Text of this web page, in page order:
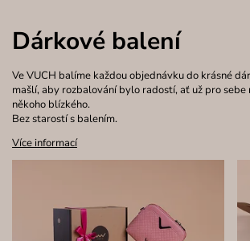
Dárkové balení
Ve VUCH balíme každou objednávku do krásné
mašlí, aby rozbalování bylo radostí, ať už pro
někoho blízkého.
Bez starostí s balením.
Více informací